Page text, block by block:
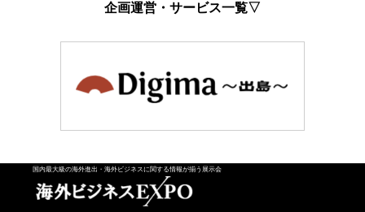
企画運営・サービス一覧▽
国内最大級の海外進出・海外ビジネスに関する情報が揃う展示会